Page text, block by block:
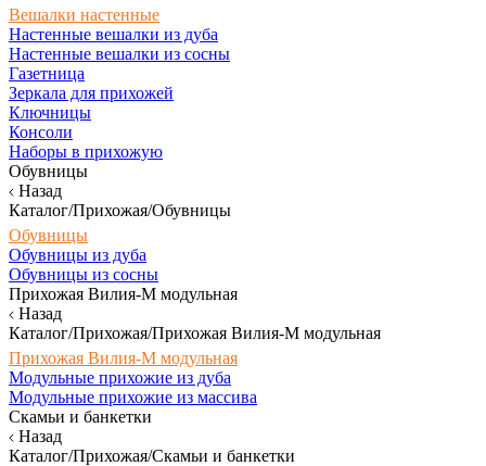
Вешалки настенные
Настенные вешалки из дуба
Настенные вешалки из сосны
Газетница
Зеркала для прихожей
Ключницы
Консоли
Наборы в прихожую
Обувницы
Назад
Каталог/Прихожая/Обувницы
Обувницы
Обувницы из дуба
Обувницы из сосны
Прихожая Вилия-М модульная
Назад
Каталог/Прихожая/Прихожая Вилия-М модульная
Прихожая Вилия-М модульная
Модульные прихожие из дуба
Модульные прихожие из массива
Скамьи и банкетки
Назад
Каталог/Прихожая/Скамьи и банкетки